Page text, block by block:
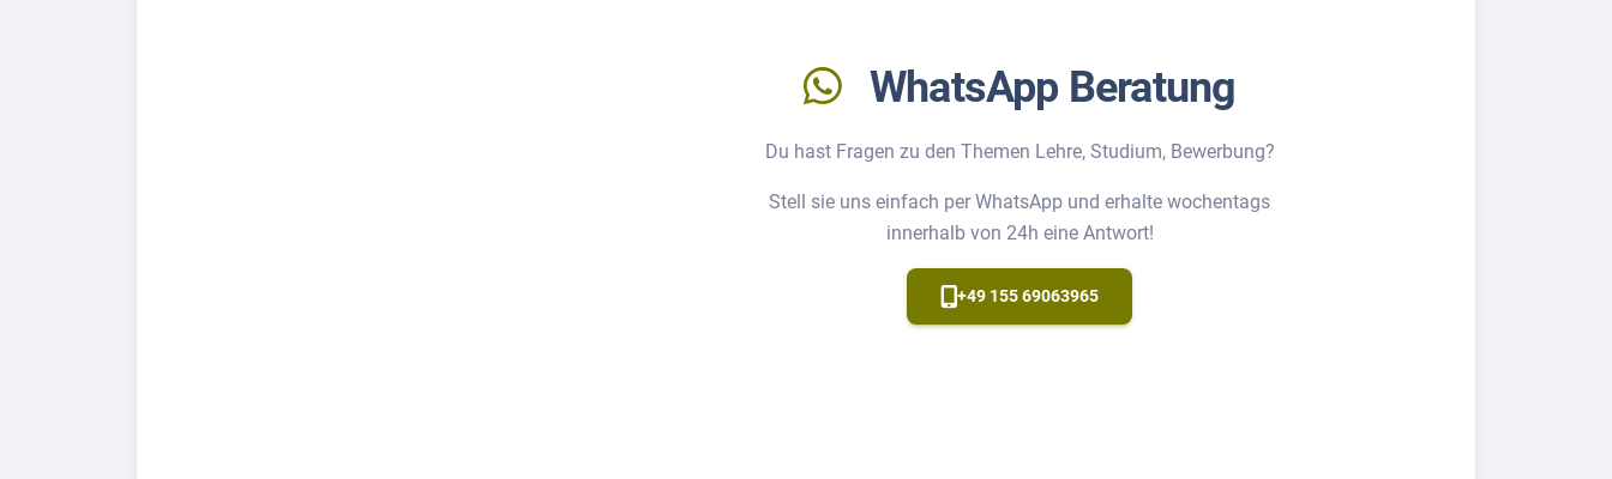
WhatsApp Beratung
Du hast Fragen zu den Themen Lehre, Studium, Bewerbung?
Stell sie uns einfach per WhatsApp und erhalte wochentags
innerhalb von 24h eine Antwort!
+49 155 69063965